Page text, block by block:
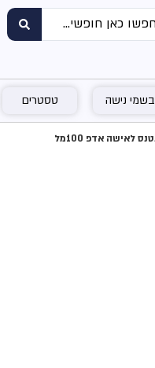
בשמי נישה טסטרים
אדפ 100מל